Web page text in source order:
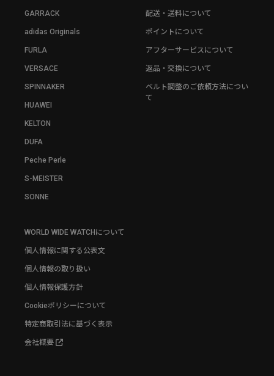
GARRACK
adidas Originals
FURLA
VERSACE
SPINNAKER
HUAWEI
KELTON
DUFA
Peche Perle
S-MEISTER
SONNE
配送・送料について
ポイントについて
アフターサービスについて
返品・交換について
ベルト調整のご依頼方法につい
て
WORLD WIDE WATCHについて
個人情報に関する公表文
個人情報の取り扱い
個人情報保護方針
Cookieポリシーについて
特定商取引法に基づく表示
会社概要